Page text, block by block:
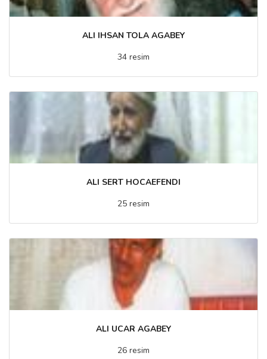
ALI IHSAN TOLA AGABEY
34 resim
ALI SERT HOCAEFENDI
25 resim
ALI UCAR AGABEY
26 resim